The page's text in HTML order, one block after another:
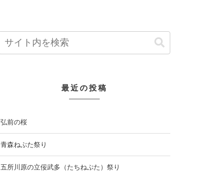
最近の投稿
弘前の桜
青森ねぶた祭り
五所川原の立佞武多（たちねぷた）祭り